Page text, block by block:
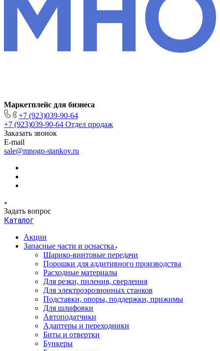
Маркетплейс для бизнеса
+7 (923)039-90-64
+7 (923)039-90-64 Отдел продаж
Заказать звонок
E-mail
sale@mnogo-stankov.ru
Задать вопрос
Каталог
Акции
Запасные части и оснастка
Шарико-винтовые передачи
Порошки для аддитивного производства
Расходные материалы
Для резки, пиления, сверления
Для электроэрозионных станков
Подставки, опоры, поддержки, прижимы
Для шлифовки
Автоподатчики
Адаптеры и переходники
Биты и отвертки
Бункеры